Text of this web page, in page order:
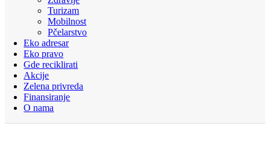
Turizam
Mobilnost
Pčelarstvo
Eko adresar
Eko pravo
Gde reciklirati
Akcije
Zelena privreda
Finansiranje
O nama